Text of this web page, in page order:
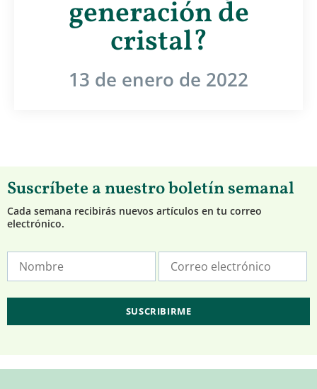
generación de
cristal?
13 de enero de 2022
Suscríbete a nuestro boletín semanal
Cada semana recibirás nuevos artículos en tu correo
electrónico.